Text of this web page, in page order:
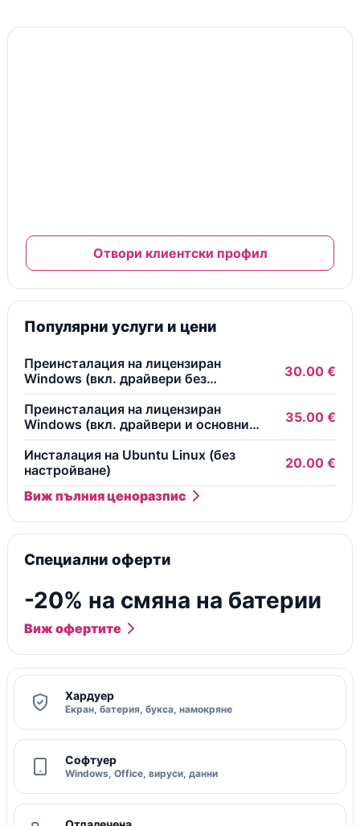
Отвори клиентски профил
Популярни услуги и цени
Преинсталация на лицензиран
Windows (вкл. драйвери без
безплатни програми)
30.00 €
Преинсталация на лицензиран
Windows (вкл. драйвери и основни
безплатни програми)
35.00 €
Инсталация на Ubuntu Linux (без
настройване)
20.00 €
Виж пълния ценоразпис
Специални оферти
-20% на смяна на батерии
Виж офертите
Хардуер
Екран, батерия, букса, намокряне
Софтуер
Windows, Office, вируси, данни